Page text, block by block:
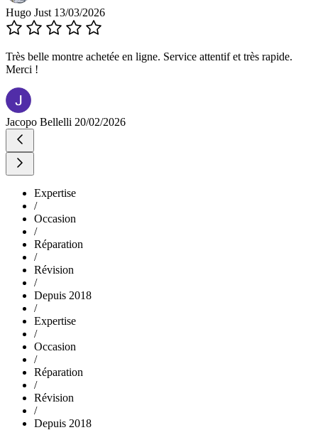
Hugo Just 13/03/2026
Très belle montre achetée en ligne. Service attentif et très rapide.
Merci !
Jacopo Bellelli 20/02/2026
Expertise
/
Occasion
/
Réparation
/
Révision
/
Depuis 2018
/
Expertise
/
Occasion
/
Réparation
/
Révision
/
Depuis 2018